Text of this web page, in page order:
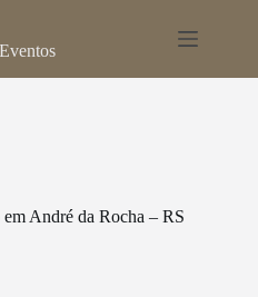
André da Rocha – RS